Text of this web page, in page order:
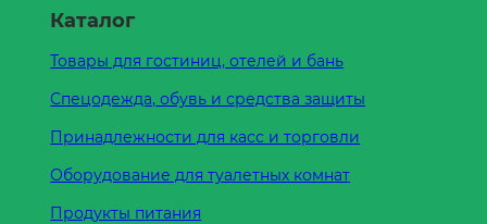
Каталог
Товары для гостиниц, отелей и бань
Спецодежда, обувь и средства защиты
Принадлежности для касс и торговли
Оборудование для туалетных комнат
Продукты питания